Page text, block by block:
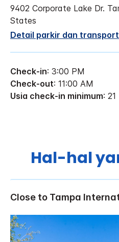
9402 Corporate Lake Dr.
States
Detail parkir dan
Check-in: 3:00 PM
Check-out: 11:00 AM
Usia check-in minimum: 21
Hal-hal